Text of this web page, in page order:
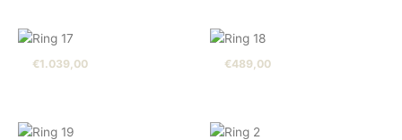
€1.039,00 €489,00